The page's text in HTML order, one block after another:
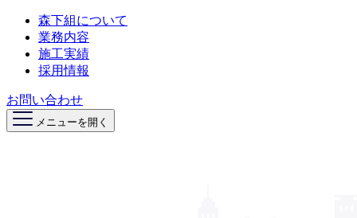
森下組について
業務内容
施工実績
採用情報
お問い合わせ
メニューを開く